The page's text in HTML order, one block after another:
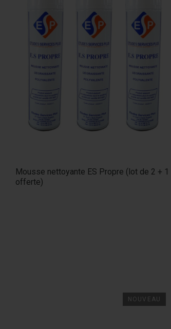
Dimensions
Alimentation
Garantie
Certification
Mousse nettoyante ES Propre (lot de 2 + 1
offerte)
NOUVEAU